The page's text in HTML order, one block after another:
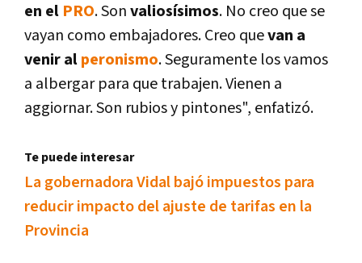
en el PRO. Sonvaliosí­simos. No creo que se
vayan como embajadores. Creo quevan a
venir alperonismo. Seguramente los vamos
a albergar para que trabajen. Vienen a
aggiornar. Son rubios y pintones", enfatizó.
Te puede interesar
La gobernadora Vidal bajó impuestos para
reducir impacto del ajuste de tarifas en la
Provincia